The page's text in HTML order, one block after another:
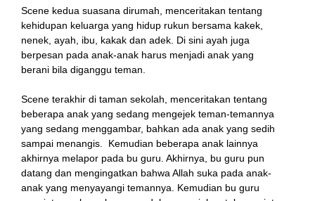
Scene kedua suasana dirumah, menceritakan tentang
kehidupan keluarga yang hidup rukun bersama kakek,
nenek, ayah, ibu, kakak dan adek. Di sini ayah juga
berpesan pada anak-anak harus menjadi anak yang
berani bila diganggu teman.
Scene terakhir di taman sekolah, menceritakan tentang
beberapa anak yang sedang mengejek teman-temannya
yang sedang menggambar, bahkan ada anak yang sedih
sampai menangis. Kemudian beberapa anak lainnya
akhirnya melapor pada bu guru. Akhirnya, bu guru pun
datang dan mengingatkan bahwa Allah suka pada anak-
anak yang menyayangi temannya. Kemudian bu guru